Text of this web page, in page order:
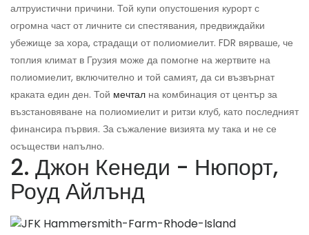
алтруистични причини. Той купи опустошения курорт с
огромна част от личните си спестявания, предвиждайки
убежище за хора, страдащи от полиомиелит. FDR вярваше, че
топлия климат в Грузия може да помогне на жертвите на
полиомиелит, включително и той самият, да си възвърнат
краката един ден. Той мечтал на комбинация от център за
възстановяване на полиомиелит и ритзи клуб, като последният
финансира първия. За съжаление визията му така и не се
осъществи напълно.
2. Джон Кенеди - Нюпорт,
Роуд Айлънд